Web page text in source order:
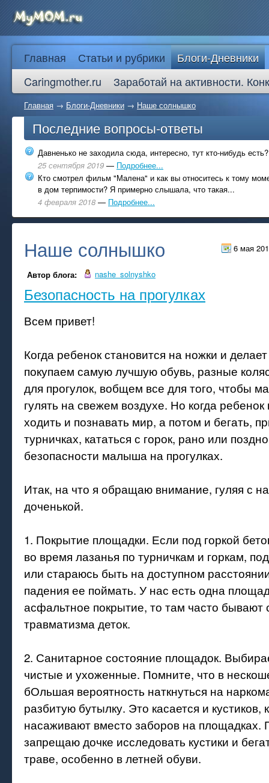
Главная Статьи и рубрики
Блоги-Дневники
Caringmother.ru
Заработай на активности.
Главная → Блоги-Дневники → Наше солнышко
Последние вопросы-ответы
Давненько не заходила сюда, интересно, тут кто-нибудь есть?
25 сентября 2019 — Подробнее...
Кто смотрел фильм "Малена" и как вы относитесь к тому
в дом терпимости? Я примерно слышала, что такая...
4 февраля 2018 — Подробнее...
6 мая
Наше солнышко
Автор блога: nashe_solnyshko
Безопасность на прогулках
Всем привет!
Когда ребенок становится на ножки и
покупаем самую лучшую обувь, разные
для прогулок, вобщем все для того, чтобы
гулять на свежем воздухе. Но когда ребенок
ходить и познавать мир, а потом и бегать,
турничках, кататься с горок, рано или
безопасности малыша на прогулках.
Итак, на что я обращаю внимание, гуляя с
доченькой.
1. Покрытие площадки. Если под горкой
во время лазанья по турничкам и горкам,
или стараюсь быть на доступном
падения ее поймать. У нас есть одна
асфальтное покрытие, то там часто бывают
травматизма деток.
2. Санитарное состояние площадок.
чистые и ухоженные. Помните, что в
бОльшая вероятность наткнуться на
разбитую бутылку. Это касается и кустиков,
насаживают вместо заборов на площадках.
запрещаю дочке исследовать кустики и
траве, особенно в летней обуви.